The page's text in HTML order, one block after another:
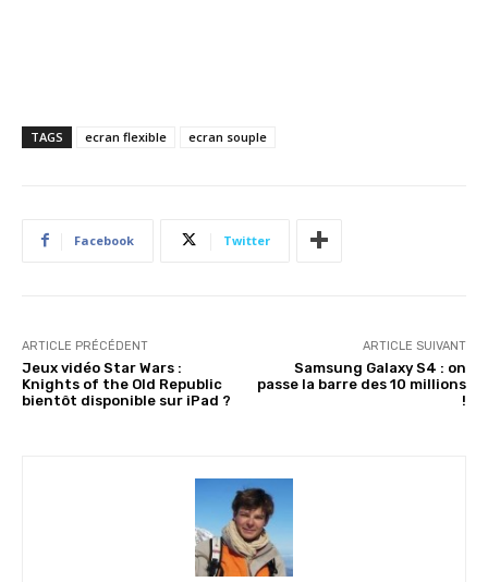
TAGS ecran flexible ecran souple
Facebook Twitter
ARTICLE PRÉCÉDENT
Jeux vidéo Star Wars :
Knights of the Old Republic
bientôt disponible sur iPad ?
ARTICLE SUIVANT
Samsung Galaxy S4 : on
passe la barre des 10 millions
!